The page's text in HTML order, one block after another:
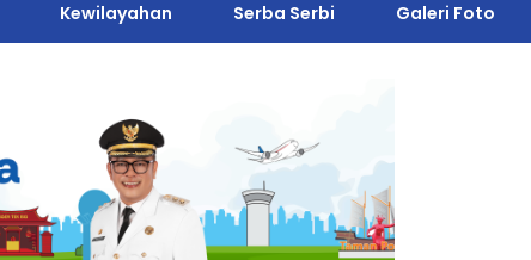
Kewilayahan Serba Serbi Galeri Foto